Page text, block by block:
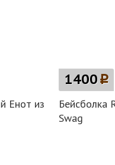
Енот из
1400p
Бейсболка
Swag